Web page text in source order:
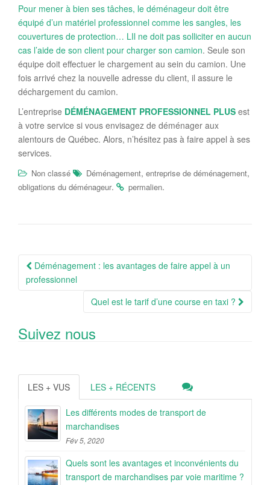
Pour mener à bien ses tâches, le déménageur doit être
équipé d’un matériel professionnel comme les sangles, les
couvertures de protection… LIl ne doit pas solliciter en aucun
cas l’aide de son client pour charger son camion. Seule son
équipe doit effectuer le chargement au sein du camion. Une
fois arrivé chez la nouvelle adresse du client, il assure le
déchargement du camion.
L’entreprise DÉMÉNAGEMENT PROFESSIONNEL PLUS est
à votre service si vous envisagez de déménager aux
alentours de Québec. Alors, n’hésitez pas à faire appel à ses
services.
Non classé Déménagement, entreprise de déménagement,
obligations du déménageur. permalien.
Navigation
Article
Déménagement : les avantages de faire appel à un
professionnel
Quel est le tarif d’une course en taxi ?
Suivez nous
LES + VUS LES + RÉCENTS
Les différents modes de transport de
marchandises
Fév 5, 2020
Quels sont les avantages et inconvénients du
transport de marchandises par voie maritime ?